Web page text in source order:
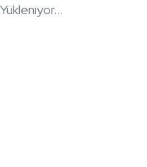
Yükleniyor...